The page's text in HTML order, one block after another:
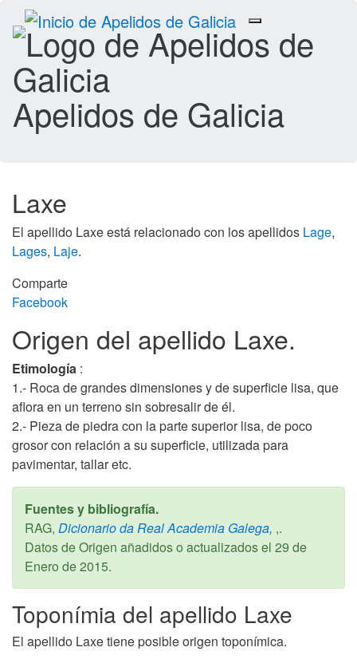
Toggle
navigation
Apelidos de Galicia
Laxe
El apellido Laxe está relacionado con los apellidos Lage,
Lages, Laje.
Comparte
Facebook
Origen del apellido Laxe.
Etimología :
1.- Roca de grandes dimensiones y de superficie lisa, que
aflora en un terreno sin sobresalir de él.
2.- Pieza de piedra con la parte superior lisa, de poco
grosor con relación a su superficie, utilizada para
pavimentar, tallar etc.
Fuentes y bibliografía.
RAG, Dicionario da Real Academia Galega, ,.
Datos de Origen añadidos o actualizados el 29 de
Enero de 2015.
Toponímia del apellido Laxe
El apellido Laxe tiene posible origen toponímica.